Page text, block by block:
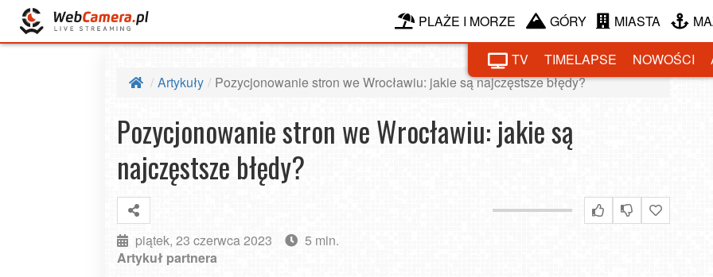
PLAŻE I MORZE GÓRY MIASTA
TV TIMELAPSE NOWOŚCI
Artykuły
Pozycjonowanie stron we Wrocławiu: jakie są najczęstsze błędy?
Pozycjonowanie stron we Wrocławiu: jakie są
najczęstsze błędy?
piątek, 23 czerwca 2023
5 min.
Artykuł partnera